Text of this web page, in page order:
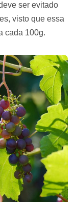
ser evitado
visto que essa
cada 100g.